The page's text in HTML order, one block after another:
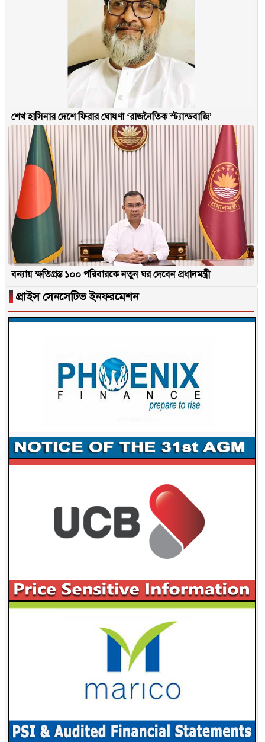
শেখ হাসিনার দেশে ফিরার ঘোষণা ‘রাজনৈতিক স্ট্যান্ডবাজি’
বন্যায় ক্ষতিগ্রস্ত ১০০ পরিবারকে নতুন ঘর দেবেন প্রধানমন্ত্রী
▐ প্রাইস সেনসেটিভ ইনফরমেশন